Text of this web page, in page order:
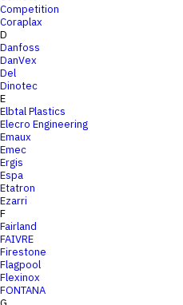
Competition
Coraplax
D
Danfoss
DanVex
Del
Dinotec
E
Elbtal Plastics
Elecro Engineering
Emaux
Emec
Ergis
Espa
Etatron
Ezarri
F
Fairland
FAIVRE
Firestone
Flagpool
Flexinox
FONTANA